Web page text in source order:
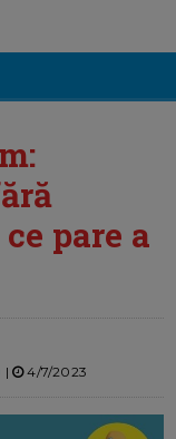
pare a
| 4/7/2023